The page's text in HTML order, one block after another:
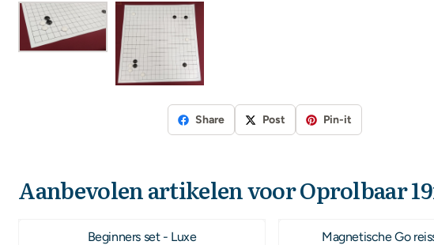
Share Post Pin-it
Aanbevolen artikelen voorOprolbaar
Beginners set - Luxe Magnetische Go